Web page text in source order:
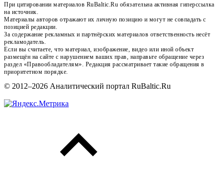
При цитировании материалов RuBaltic.Ru обязательна активная гиперссылка
на источник.
Материалы авторов отражают их личную позицию и могут не совпадать с
позицией редакции.
За содержание рекламных и партнёрских материалов ответственность несёт
рекламодатель.
Если вы считаете, что материал, изображение, видео или иной объект
размещён на сайте с нарушением ваших прав, направьте обращение через
раздел «Правообладателям». Редакция рассматривает такие обращения в
приоритетном порядке.
© 2012–2026 Аналитический портал RuBaltic.Ru